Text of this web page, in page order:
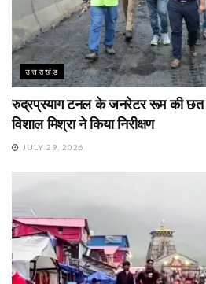
उत्तराखंड
रुद्रप्रयाग टनल के जनरेटर रूम की छत
विशाल मिश्रा ने किया निरीक्षण
JULY 29, 2026